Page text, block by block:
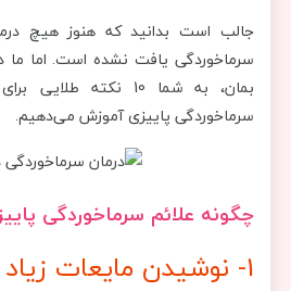
جالب است بدانید که هنوز هیچ
سرماخوردگی یافت نشده است. اما ما
بمان، به شما 10 نکته
سرماخوردگی پاییزی آموزش می‌دهیم.
چگونه علائم سرماخوردگی
1- نوشیدن مایعات زیاد